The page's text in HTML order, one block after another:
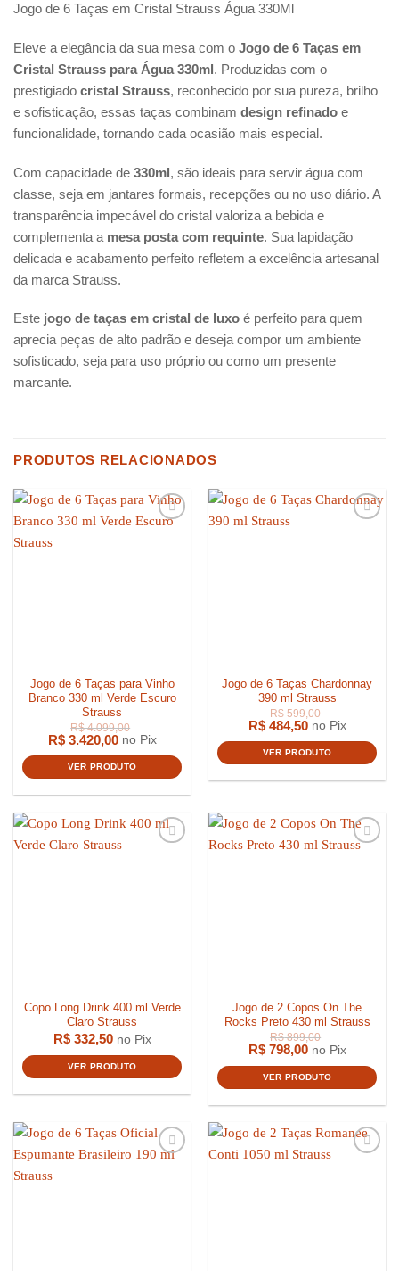
Jogo de 6 Taças em Cristal Strauss Água 330Ml
Eleve a elegância da sua mesa com o Jogo de 6 Taças em
Cristal Strauss para Água 330ml. Produzidas com o
prestigiado cristal Strauss, reconhecido por sua pureza, brilho
e sofisticação, essas taças combinam design refinado e
funcionalidade, tornando cada ocasião mais especial.
Com capacidade de 330ml, são ideais para servir água com
classe, seja em jantares formais, recepções ou no uso diário. A
transparência impecável do cristal valoriza a bebida e
complementa a mesa posta com requinte. Sua lapidação
delicada e acabamento perfeito refletem a excelência artesanal
da marca Strauss.
Este jogo de taças em cristal de luxo é perfeito para quem
aprecia peças de alto padrão e deseja compor um ambiente
sofisticado, seja para uso próprio ou como um presente
marcante.
PRODUTOS RELACIONADOS
Jogo de 6 Taças para Vinho
Branco 330 ml Verde Escuro
Strauss
R$4.099,00
R$3.420,00 no Pix
VER PRODUTO
Jogo de 6 Taças Chardonnay
390 ml Strauss
R$484,50 no Pix
VER PRODUTO
Copo Long Drink 400 ml Verde
Claro Strauss
R$332,50 no Pix
VER PRODUTO
Jogo de 2 Copos On The
Rocks Preto 430 ml Strauss
R$798,00 no Pix
VER PRODUTO